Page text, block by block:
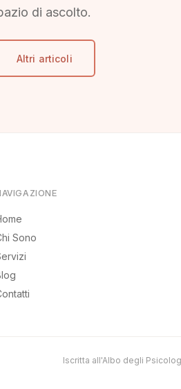
di ascolto.
Altri articoli
Sono
Iscritta all'Albo degli